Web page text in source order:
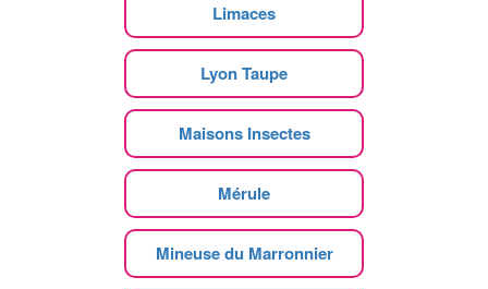
Limaces
Lyon Taupe
Maisons Insectes
Mérule
Mineuse du Marronnier